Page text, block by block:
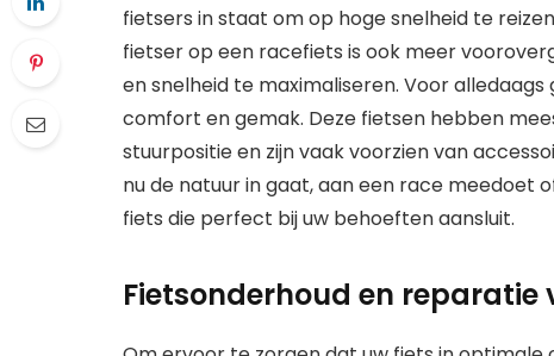
fietsers in staat om op hoge snelheid te
fietser op een racefiets is ook meer
en snelheid te maximaliseren. Voor
comfort en gemak. Deze fietsen hebben
stuurpositie en zijn vaak voorzien van
nu de natuur in gaat, aan een race meedoet
fiets die perfect bij uw behoeften aansluit.
Fietsonderhoud en reparatie